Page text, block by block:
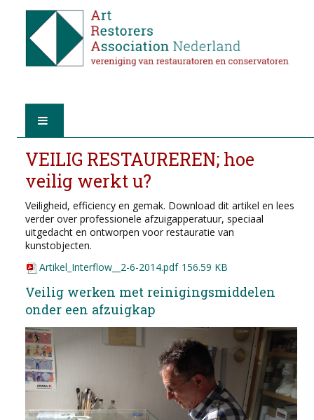
HOME
OVER A.R.A.
DE RESTAURATOREN
VIND EEN RESTAURATOR
EDUCATIE
NIEUWS
CONTACT
VEILIG RESTAUREREN; hoe
veilig werkt u?
Veiligheid, efficiency en gemak. Download dit artikel en lees
verder over professionele afzuigapperatuur, speciaal
uitgedacht en ontworpen voor restauratie van
kunstobjecten.
Artikel_Interflow__2-6-2014.pdf 156.59 KB
Veilig werken met reinigingsmiddelen
onder een afzuigkap